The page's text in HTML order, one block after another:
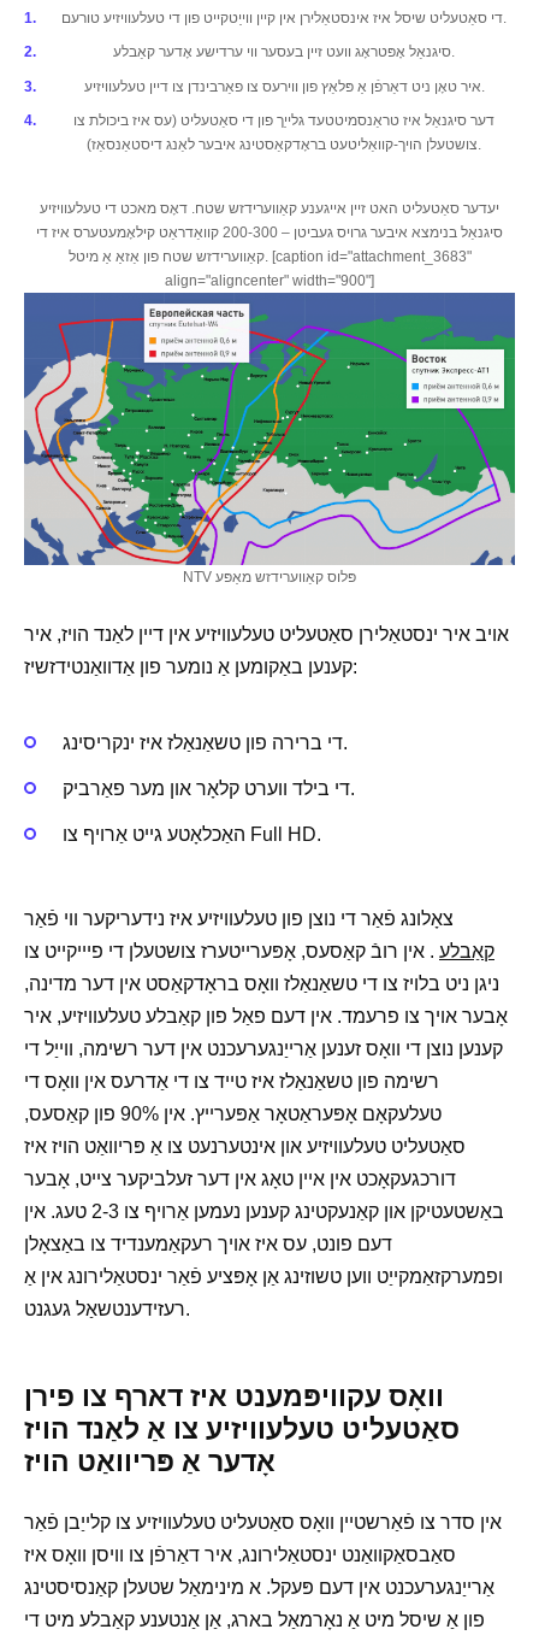
די סאַטעליט שיסל איז אינסטאַלירן אין קיין ווייַטקייט פון די טעלעוויזיע טורעם.
סיגנאַל אָפּטראָג וועט זיין בעסער ווי ערדישע אָדער קאַבלע.
איר טאָן ניט דאַרפֿן אַ פּלאַץ פון ווירעס צו פאַרבינדן צו דיין טעלעוויזיע.
דער סיגנאַל איז טראַנסמיטטעד גלייַך פון די סאַטעליט (עס איז ביכולת צו
צושטעלן הויך-קוואַליטעט בראָדקאַסטינג איבער לאַנג דיסטאַנסאַז).
יעדער סאַטעליט האט זיין אייגענע קאַווערידזש שטח. דאָס מאכט די טעלעוויזיע
סיגנאַל בנימצא איבער גרויס געביטן – 200-300 קוואַדראַט קילאָמעטערס איז די
קאַווערידזש שטח פון אַזאַ אַ מיטל. [caption id="attachment_3683"
align="aligncenter" width="900"]
NTV פּלוס קאַווערידזש מאַפּע
אויב איר ינסטאַלירן סאַטעליט טעלעוויזיע אין דיין לאַנד הויז, איר
קענען באַקומען אַ נומער פון אַדוואַנטידזשיז:
די ברירה פון טשאַנאַלז איז ינקריסינג.
די בילד ווערט קלאָר און מער פאַרביק.
האַכלאָטע גייט אַרויף צו Full HD.
צאָלונג פֿאַר די נוצן פון טעלעוויזיע איז נידעריקער ווי פֿאַר
קאַבלע . אין רובֿ קאַסעס, אָפּערייטערז צושטעלן די פיייקייט צו
ניגן ניט בלויז צו די טשאַנאַלז וואָס בראָדקאַסט אין דער מדינה,
אָבער אויך צו פרעמד. אין דעם פאַל פון קאַבלע טעלעוויזיע, איר
קענען נוצן די וואָס זענען אַרייַנגערעכנט אין דער רשימה, ווייַל די
רשימה פון טשאַנאַלז איז טייד צו די אַדרעס אין וואָס די
טעלעקאָם אָפּעראַטאָר אַפּערייץ. אין 90% פון קאַסעס,
סאַטעליט טעלעוויזיע און אינטערנעט צו אַ פּריוואַט הויז איז
דורכגעקאָכט אין איין טאָג אין דער זעלביקער צייט, אָבער
באַשטעטיקן און קאַנעקטינג קענען נעמען אַרויף צו 2-3 טעג. אין
דעם פונט, עס איז אויך רעקאַמענדיד צו באַצאָלן
ופמערקזאַמקייַט ווען טשוזינג אַן אָפּציע פֿאַר ינסטאַלירונג אין אַ
רעזידענטשאַל געגנט.
וואָס עקוויפּמענט איז דארף צו פירן
סאַטעליט טעלעוויזיע צו אַ לאַנד הויז
אָדער אַ פּריוואַט הויז
אין סדר צו פֿאַרשטיין וואָס סאַטעליט טעלעוויזיע צו קלייַבן פֿאַר
סאַבסאַקוואַנט ינסטאַלירונג, איר דאַרפֿן צו וויסן וואָס איז
אַרייַנגערעכנט אין דעם פּעקל. א מינימאַל שטעלן קאַנסיסטינג
פון אַ שיסל מיט אַ נאָרמאַל בארג, אַן אַנטענע קאַבלע מיט די